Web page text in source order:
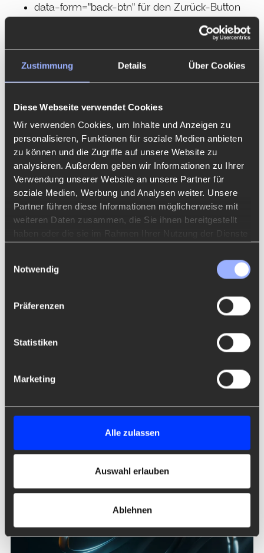
Zustimmung Details Über Cookies
Diese Webseite verwendet Cookies
Wir verwenden Cookies, um Inhalte und Anzeigen zu
personalisieren, Funktionen für soziale Medien anbieten
zu können und die Zugriffe auf unsere Website zu
analysieren. Außerdem geben wir Informationen zu Ihrer
Verwendung unserer Website an unsere Partner für
soziale Medien, Werbung und Analysen weiter. Unsere
Partner führen diese Informationen möglicherweise mit
weiteren Daten zusammen, die Sie ihnen bereitgestellt
Notwendig
Präferenzen
Statistiken
Marketing
Alle zulassen
Auswahl erlauben
Ablehnen
data-form="back-btn" für den Zurück-Button
data-form="submit-btn" für den Absenden-
5. Formular testen und veröffentlichen
Nach dem Einfügen des Codes kannst du das
Formular veröffentlichen und testen. Achte darauf,
dass alle Pflichtfelder korrekt validiert werden und
dass das Absenden funktioniert.
Das genutzte Tool ist Formly: